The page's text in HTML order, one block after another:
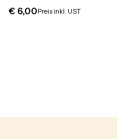
€ 6,00Preis inkl. UST